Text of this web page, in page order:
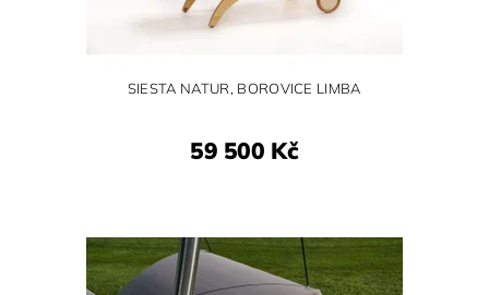
SIESTA NATUR, BOROVICE LIMBA
59 500 Kč